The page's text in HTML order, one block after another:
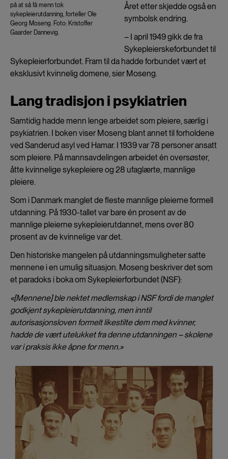
på at så få menn tok
sykepleierutdanning, forteller Ole
Georg Moseng. Foto: Kristoffer
Gaarder Dannevig.
Året etter skjedde også en
symbolsk endring.
– I april 1949 gikk de fra
Sykepleierskeforbundet til
Sykepleierforbundet. Fram til da hadde forbundet vært et
eksklusivt kvinnelig domene, sier Moseng.
Lang tradisjon i psykiatrien
Samtidig hadde menn lenge arbeidet som pleiere, særlig i
psykiatrien. I boken viser Moseng blant annet til forholdene
ved Sanderud asyl ved Hamar. I 1939 var 78 personer ansatt
som pleiere. På mannsavdelingen arbeidet én oversøster,
åtte kvinnelige sykepleiere og 28 ufaglærte, mannlige
pleiere.
Som i Danmark manglet de fleste mannlige pleierne formell
utdanning. På 1930-tallet var bare én prosent av de
mannlige pleierne sykepleierutdannet, mens over 80
prosent av de kvinnelige var det.
Den historiske mangelen på utdanningsmuligheter satte
mennene i en umulig situasjon. Moseng beskriver det som
et paradoks i boka om Sykepleierforbundet (NSF):
«[Mennene] ble nektet medlemskap i NSF fordi de manglet
godkjent sykepleierutdanning, men inntil
autorisasjonsloven formelt likestilte dem med kvinner,
hadde de vært utelukket fra denne utdanningen – skolene
var i praksis ikke åpne for menn.»